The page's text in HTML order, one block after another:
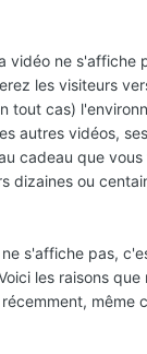
vidéo ne s'affiche
les visiteurs
tout cas)
autres vidéos,
cadeau que
dizaines ou
s'affiche pas,
les raisons que
même